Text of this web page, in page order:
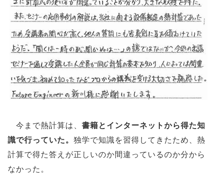
今まで熱計算は、 書籍とインターネットから得た知
識で行っていた。 独学で知識を習得してきたため、熱
計算で得た答えが正しいのか間違っているのか分から
なかった。